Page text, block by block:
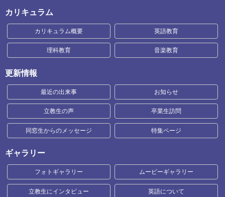
カリキュラム
カリキュラム概要 英語教育
理科教育 音楽教育
更新情報
最近の出来事 お知らせ
立教生の声 卒業生訪問
同窓生からのメッセージ 特集ページ
ギャラリー
フォトギャラリー ムービーギャラリー
立教生にインタビュー 英語について